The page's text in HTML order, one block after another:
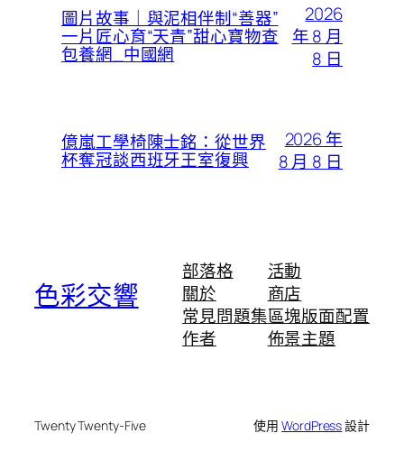
圖片故事｜與泥相伴制“善器”
一片匠心育“天青”甜心寶物查
包養網_中國網
2026
年 8 月
8 日
億嵐工學椅陳士銘：從世界
杯奪冠談西班牙王室復興
2026 年
8 月 8 日
色彩交響
部落格
關於
常見問題集
作者
活動
商店
區塊版面配置
佈景主題
Twenty Twenty-Five 使用WordPress設計